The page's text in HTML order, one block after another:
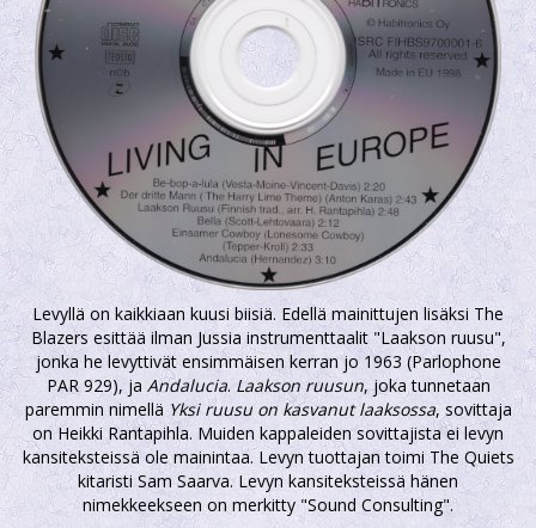
Levyllä on kaikkiaan kuusi biisiä. Edellä mainittujen lisäksi The
Blazers esittää ilman Jussia instrumenttaalit "Laakson ruusu",
jonka he levyttivät ensimmäisen kerran jo 1963 (Parlophone
PAR 929), ja Andalucia. Laakson ruusun, joka tunnetaan
paremmin nimellä Yksi ruusu on kasvanut laaksossa, sovittaja
on Heikki Rantapihla. Muiden kappaleiden sovittajista ei levyn
kansiteksteissä ole mainintaa. Levyn tuottajan toimi The Quiets
kitaristi Sam Saarva. Levyn kansiteksteissä hänen
nimekkeekseen on merkitty "Sound Consulting".